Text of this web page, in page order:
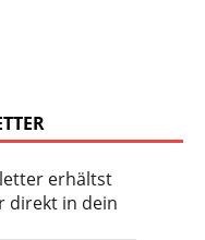
erhältst
direkt in dein